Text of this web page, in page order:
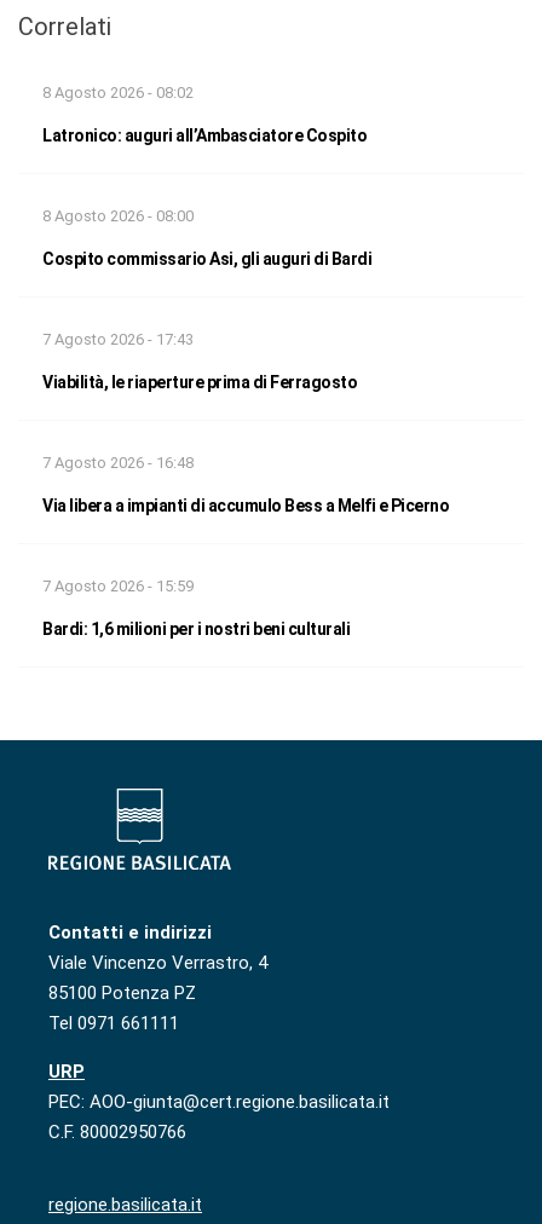
Correlati
8 Agosto 2026 - 08:02
Latronico: auguri all’Ambasciatore Cospito
8 Agosto 2026 - 08:00
Cospito commissario Asi, gli auguri di Bardi
7 Agosto 2026 - 17:43
Viabilità, le riaperture prima di Ferragosto
7 Agosto 2026 - 16:48
Via libera a impianti di accumulo Bess a Melfi e Picerno
7 Agosto 2026 - 15:59
Bardi: 1,6 milioni per i nostri beni culturali
Contatti e indirizzi
Viale Vincenzo Verrastro, 4
85100 Potenza PZ
Tel 0971 661111
URP
PEC: AOO-giunta@cert.regione.basilicata.it
C.F. 80002950766
regione.basilicata.it